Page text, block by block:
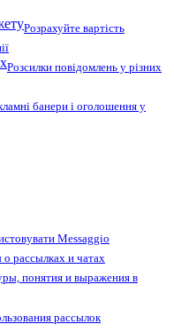
Розрахуйте вартість
Розсилки повідомлень у різних
банери і оголошення у
Messaggio
рассылках и чатах
понятия и выражения в
рассылок